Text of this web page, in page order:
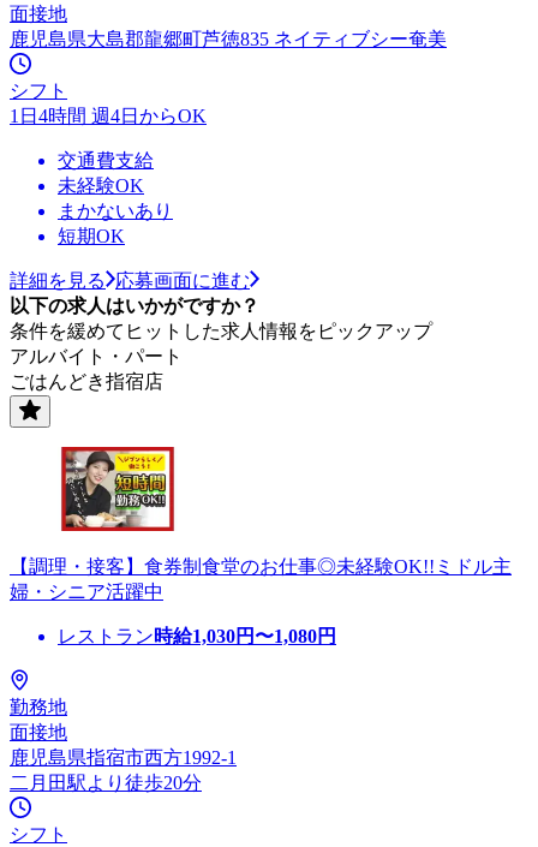
面接地
鹿児島県大島郡龍郷町芦徳835 ネイティブシー奄美
シフト
1日4時間 週4日からOK
交通費支給
未経験OK
まかないあり
短期OK
詳細を見る
応募画面に進む
以下の求人はいかがですか？
条件を緩めてヒットした求人情報をピックアップ
アルバイト・パート
ごはんどき指宿店
【調理・接客】食券制食堂のお仕事◎未経験OK!!ミドル主
婦・シニア活躍中
レストラン時給1,030円〜1,080円
勤務地
面接地
鹿児島県指宿市西方1992-1
二月田駅より徒歩20分
シフト